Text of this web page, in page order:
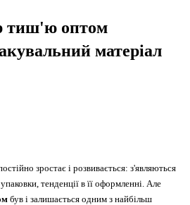
тиш'ю оптом
й матеріал
зростає і розвивається: з'являються
тенденції в її оформленні. Але
був і залишається одним з найбільш